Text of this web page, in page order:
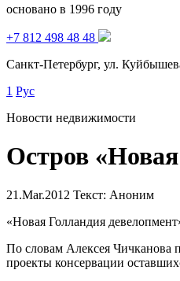
основано в 1996 году
+7 812 498 48 48
Санкт-Петербург, ул.
1 Рус
Новости недвижимости
Остров «Новая
21.Mar.2012 Текст: Аноним
«Новая Голландия
По словам Алексея Чичканова
проекты консервации